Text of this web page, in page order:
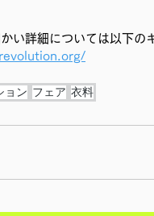
い詳細については以下
ョン フェア 衣料